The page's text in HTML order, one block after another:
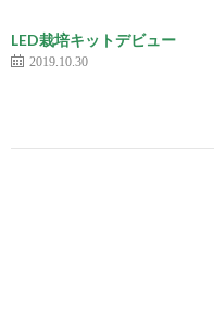
LED栽培キットデビュー
2019.10.30